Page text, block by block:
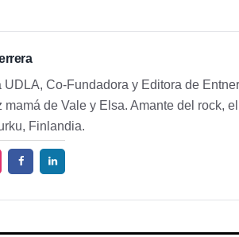
UDLA, Co-Fundadora y Editora de
mamá de Vale y Elsa. Amante del rock,
Finlandia.